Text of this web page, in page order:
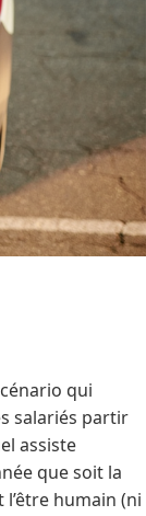
qui
salariés partir
assiste
que soit la
humain (ni